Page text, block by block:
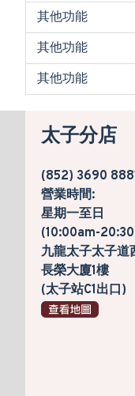
其他功能
其他功能
其他功能
太子分店
(852) 3690
營業時間:
星期一至日
(10:00am-
九龍太子太子道
長榮大廈1樓
(太子站C1出口)